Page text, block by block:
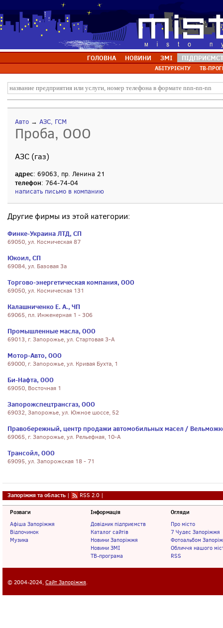
ГОЛОВНА НОВИНИ ЗМІ
АБІТУРІЄНТУ ТВ-
Авто → АЗС, ГСМ
Проба, ООО
АЗС (газ)
адрес: 69063, пр. Ленина 21
телефон: 764-74-04
написать письмо в компанию
Другие фирмы из этой категории:
Финке-Украина ЛТД, СП
69050, ул. Космическая 87
Юкоил, СП
69084, ул. Базовая 3а
Торгово-энергетическая компания, ООО
69050, ул. Космическая 131
Калашниченко Е. А., ЧП
69065, пл. Инженерная 1 - 306
Промышленные масла, ООО
69013, г. Запорожье, ул. Стартовая 3-А
Мотор-Авто, ООО
69000, г. Запорожье, ул. Кривая Бухта, 1
Би-Нафта, ООО
69050, Восточная 1
Запорожспецтрансгаз, ООО
69032, Запорожье, ул. Южное шоссе, 52
Правобережный, центр продажи автомобильных масел /
69065, г. Запорожье, ул. Рельефная, 10-А
Трансойл, ООО
69095, ул. Запорожская 18 - 71
Запоріжжя та область | RSS 2.0 |
Розваги
Афіша Запоріжжя
Відпочинок
Музика
Інформація
Довідник підприємств
Каталог сайтів
Новини Запоріжжя
Новини ЗМІ
ТВ-програма
Огляди
Про місто
7 Чудес Запоріжжя
Фотоальбом
Обличчя нашого
RSS
© 2004-2024, Сайт Запоріжжя.